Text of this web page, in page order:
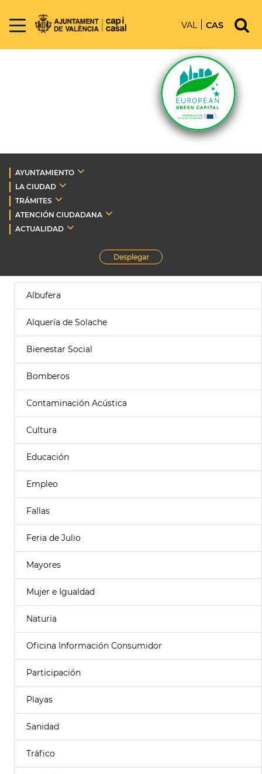
VAL CAS
AYUNTAMIENTO
LA CIUDAD
TRÁMITES
ATENCIÓN CIUDADANA
ACTUALIDAD
Desplegar
Albufera
Alquería de Solache
Bienestar Social
Bomberos
Contaminación Acústica
Cultura
Educación
Empleo
Fallas
Feria de Julio
Mayores
Mujer e Igualdad
Naturia
Oficina Información Consumidor
Participación
Playas
Sanidad
Tráfico